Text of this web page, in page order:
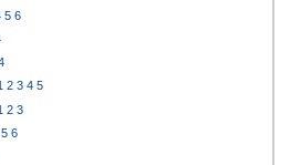
5 6
2 3 4 5
2 3
5 6